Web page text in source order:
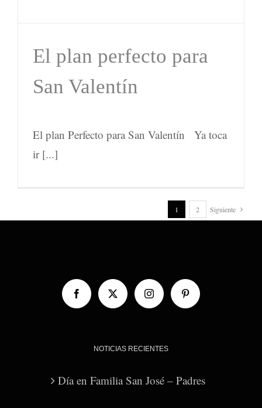
El plan perfecto para
San Valentín
El plan Perfecto para San Valentín Ya toca
ir [...]
1 2 Siguiente
NOTICIAS RECIENTES
Día en Familia San José – Padres